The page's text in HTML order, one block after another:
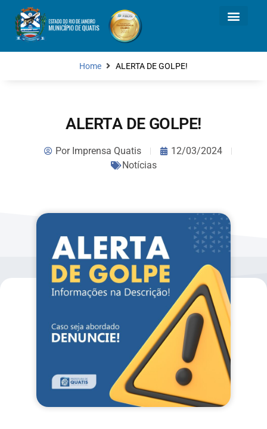
Home ALERTA DE GOLPE!
ALERTA DE GOLPE!
PorImprensa Quatis
12/03/2024
Notícias